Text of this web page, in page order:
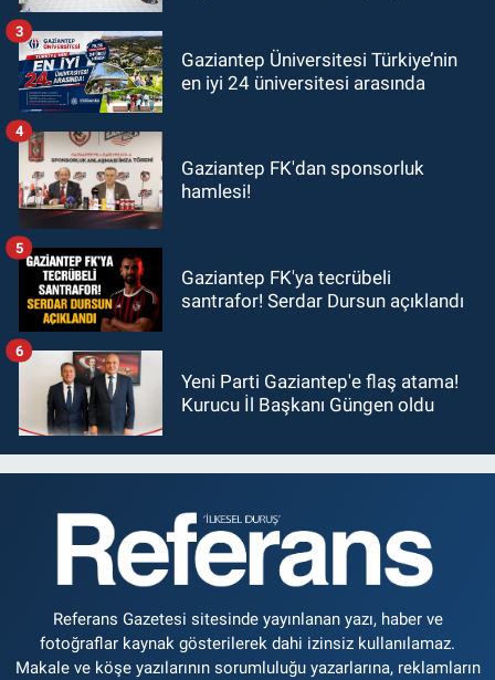
Gaziantep Üniversitesi Türkiye’nin
en iyi 24 üniversitesi arasında
3
Gaziantep FK'dan sponsorluk
hamlesi!
4
Gaziantep FK'ya tecrübeli
santrafor! Serdar Dursun açıklandı
5
Yeni Parti Gaziantep'e flaş atama!
Kurucu İl Başkanı Güngen oldu
6
Referans Gazetesi sitesinde yayınlanan yazı, haber ve
fotoğraflar kaynak gösterilerek dahi izinsiz kullanılamaz.
Makale ve köşe yazılarının sorumluluğu yazarlarına, reklamların